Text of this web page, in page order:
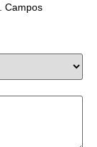
Campos